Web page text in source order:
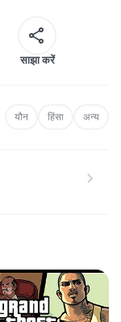
साझा करें
यौन हिंसा अन्य